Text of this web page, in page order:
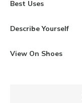
Best Uses
Describe Yourself
View On Shoes